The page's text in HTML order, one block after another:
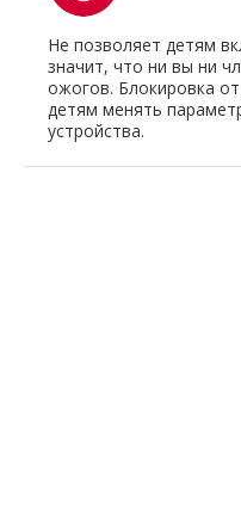
Не позволяет детям
значит, что ни вы ни
ожогов. Блокировка
детям менять
устройства.